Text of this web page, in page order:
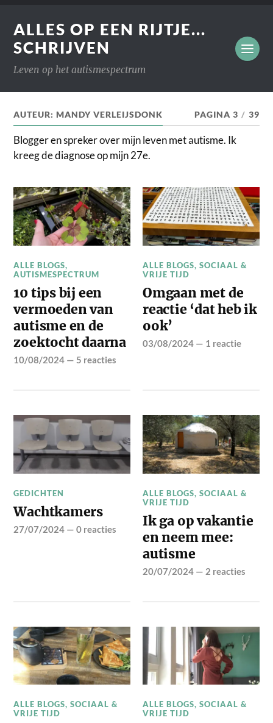
ALLES OP EEN RIJTJE...
SCHRIJVEN
Leven op het autismespectrum
AUTEUR:MANDY VERLEIJSDONK PAGINA 3 / 39
Blogger en spreker over mijn leven met autisme. Ik
kreeg de diagnose op mijn 27e.
ALLE BLOGS,
AUTISMESPECTRUM
10 tips bij een
vermoeden van
autisme en de
zoektocht daarna
10/08/2024 — 5 reacties
ALLE BLOGS,SOCIAAL &
VRIJE TIJD
Omgaan met de
reactie ‘dat heb ik
ook’
03/08/2024 — 1 reactie
GEDICHTEN
Wachtkamers
27/07/2024 —0 reacties
ALLE BLOGS,SOCIAAL &
VRIJE TIJD
Ik ga op vakantie
en neem mee:
autisme
20/07/2024 — 2 reacties
ALLE BLOGS,SOCIAAL &
VRIJE TIJD
ALLE BLOGS,SOCIAAL &
VRIJE TIJD